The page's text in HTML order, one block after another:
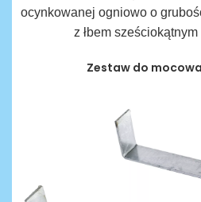
ocynkowanej ogniowo o
z łbem
Zestaw do